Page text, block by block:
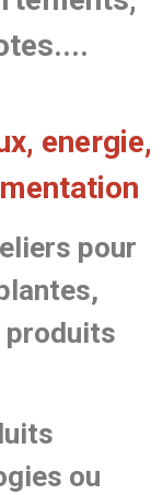
energie,
pour
produits
ou